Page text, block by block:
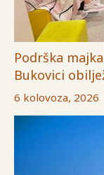
Podrška
Bukovici
6 kolovoza, 2026